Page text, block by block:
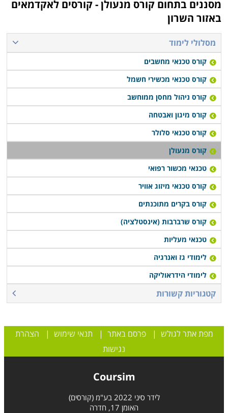
מסננים בתחום קורס מנעולן - קורסים לאקדמאים
באזור השרון
מסלולי לימוד
קורס טכנאי מחשבים
קורס טכנאי מכשירי חשמל
קורס ניהול מחסן ממוחשב
קורס מיגון ואבטחה
קורס טכנאי סלולר
קורס מנעולן
טכנאי מכשור רפואי
קורס טכנאי מיזוג אוויר
קורס בקרים מתוכנתים
קורס שרברבות (אינסטלציה)
טכנאי מעליות
לימודי גז ואנרגיה
לימודי הידראוליקה
קטגוריות קשורות
מפת אתר לגולש |פרסם באתר | תנאי שימוש | הצהרת
נגישות
Coursim
לידר סיני 2022 בע"מ (קורסים)
האומן 17, חדרה